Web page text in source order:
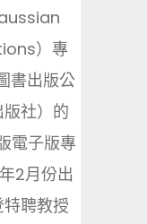
）專
書出版公
社）的
電子版專
2月份出
聘教授